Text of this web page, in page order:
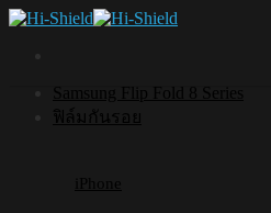
Skip
Samsung Flip Fold 8 Series
ฟิล์มกันรอย
iPhone